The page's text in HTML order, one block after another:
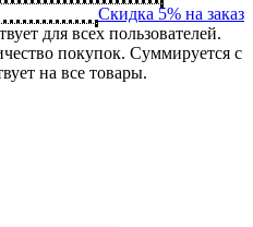
Скидка 5% на заказ
для всех пользователей.
покупок. Суммируется с
на все товары.